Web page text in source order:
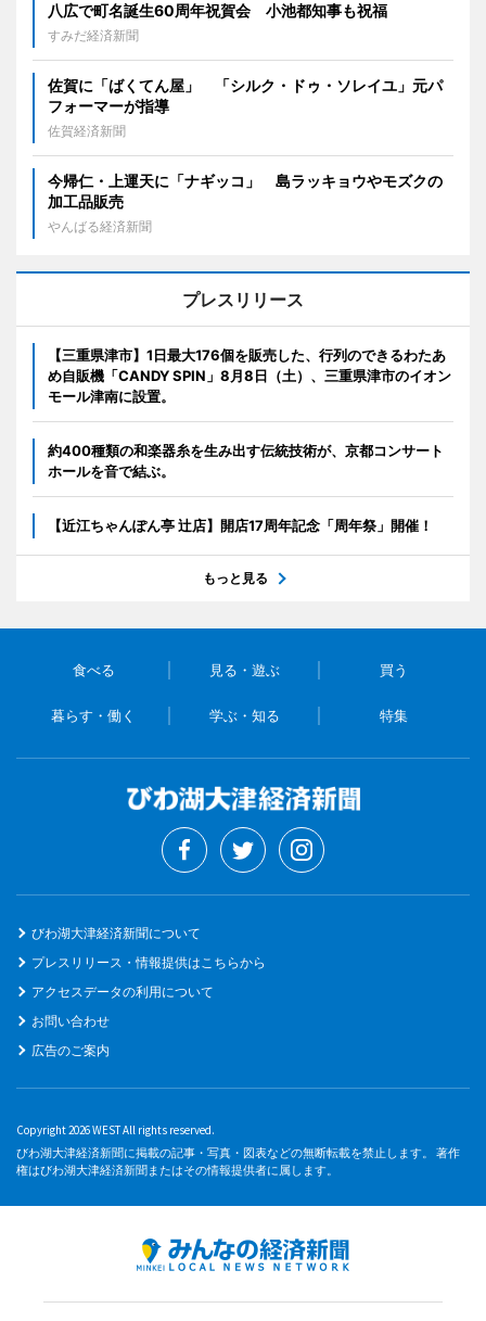
八広で町名誕生60周年祝賀会 小池都知事も祝福
すみだ経済新聞
佐賀に「ばくてん屋」 「シルク・ドゥ・ソレイユ」元パ
フォーマーが指導
佐賀経済新聞
今帰仁・上運天に「ナギッコ」 島ラッキョウやモズクの
加工品販売
やんばる経済新聞
プレスリリース
【三重県津市】1日最大176個を販売した、行列のできるわたあ
め自販機「CANDY SPIN」8月8日（土）、三重県津市のイオン
モール津南に設置。
約400種類の和楽器糸を生み出す伝統技術が、京都コンサート
ホールを音で結ぶ。
【近江ちゃんぽん亭 辻店】開店17周年記念「周年祭」開催！
もっと見る
食べる 見る・遊ぶ 買う
暮らす・働く 学ぶ・知る 特集
びわ湖大津経済新聞について
プレスリリース・情報提供はこちらから
アクセスデータの利用について
お問い合わせ
広告のご案内
Copyright 2026 WEST All rights reserved.
びわ湖大津経済新聞に掲載の記事・写真・図表などの無断転載を禁止します。 著作
権はびわ湖大津経済新聞またはその情報提供者に属します。